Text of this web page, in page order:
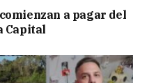
a pagar del
Capital